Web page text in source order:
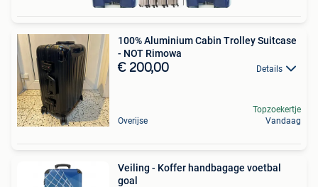
100% Aluminium Cabin Trolley Suitcase
- NOT Rimowa
€ 200,00 Details
Overijse
Topzoekertje
Vandaag
Veiling - Koffer handbagage voetbal
goal